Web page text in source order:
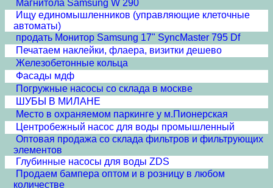
Магнитола Samsung W 290
Ищу единомышленников (управляющие клеточные
автоматы)
продать Монитор Samsung 17" SyncMaster 795 Df
Печатаем наклейки, флаера, визитки дешево
Железобетонные кольца
Фасады мдф
Погружные насосы со склада в москве
ШУБЫ В МИЛАНЕ
Место в охраняемом паркинге у м.Пионерская
Центробежный насос для воды промышленный
Оптовая продажа со склада фильтров и фильтрующих
элементов
Глубинные насосы для воды ZDS
Продаем бампера оптом и в розницу в любом
количестве